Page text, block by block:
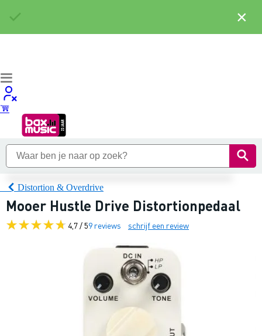
Distortion & Overdrive
Mooer Hustle Drive Distortionpedaal
4,7 / 59 reviews schrijf een review
×